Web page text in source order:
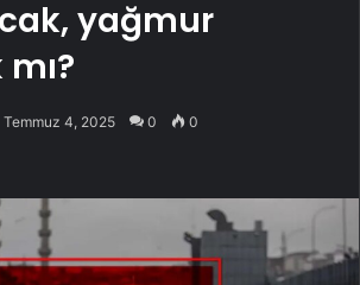
yağmur
Temmuz 4, 2025 0 0